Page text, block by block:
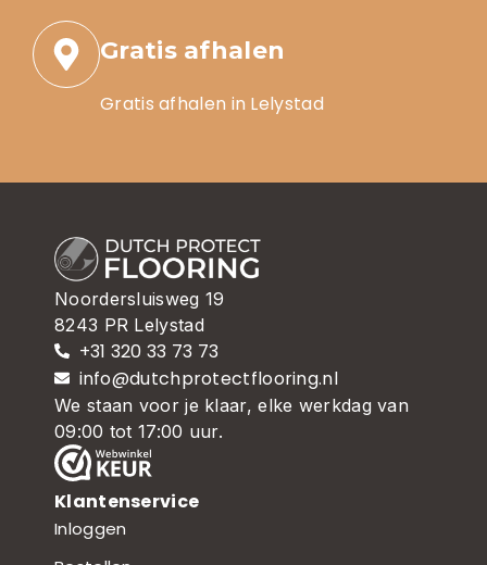
Gratis afhalen
Gratis afhalen in Lelystad
Noordersluisweg 19
8243 PR Lelystad
+31 320 33 73 73
info@dutchprotectflooring.nl
We staan voor je klaar, elke werkdag van
09:00 tot 17:00 uur.
Klantenservice
Inloggen